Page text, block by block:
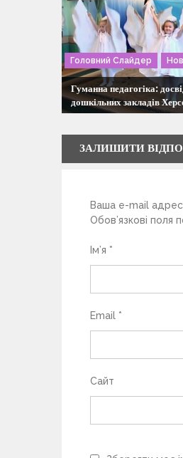
ц
і
я
з
а
и
с
і
в
Головний Слайдер
Гуманна педагогіка:
дошкільних закладів
ЗАЛИШИТИ
Ваша e-mail
Обов’язкові поля
Ім’я *
Email *
Сайт